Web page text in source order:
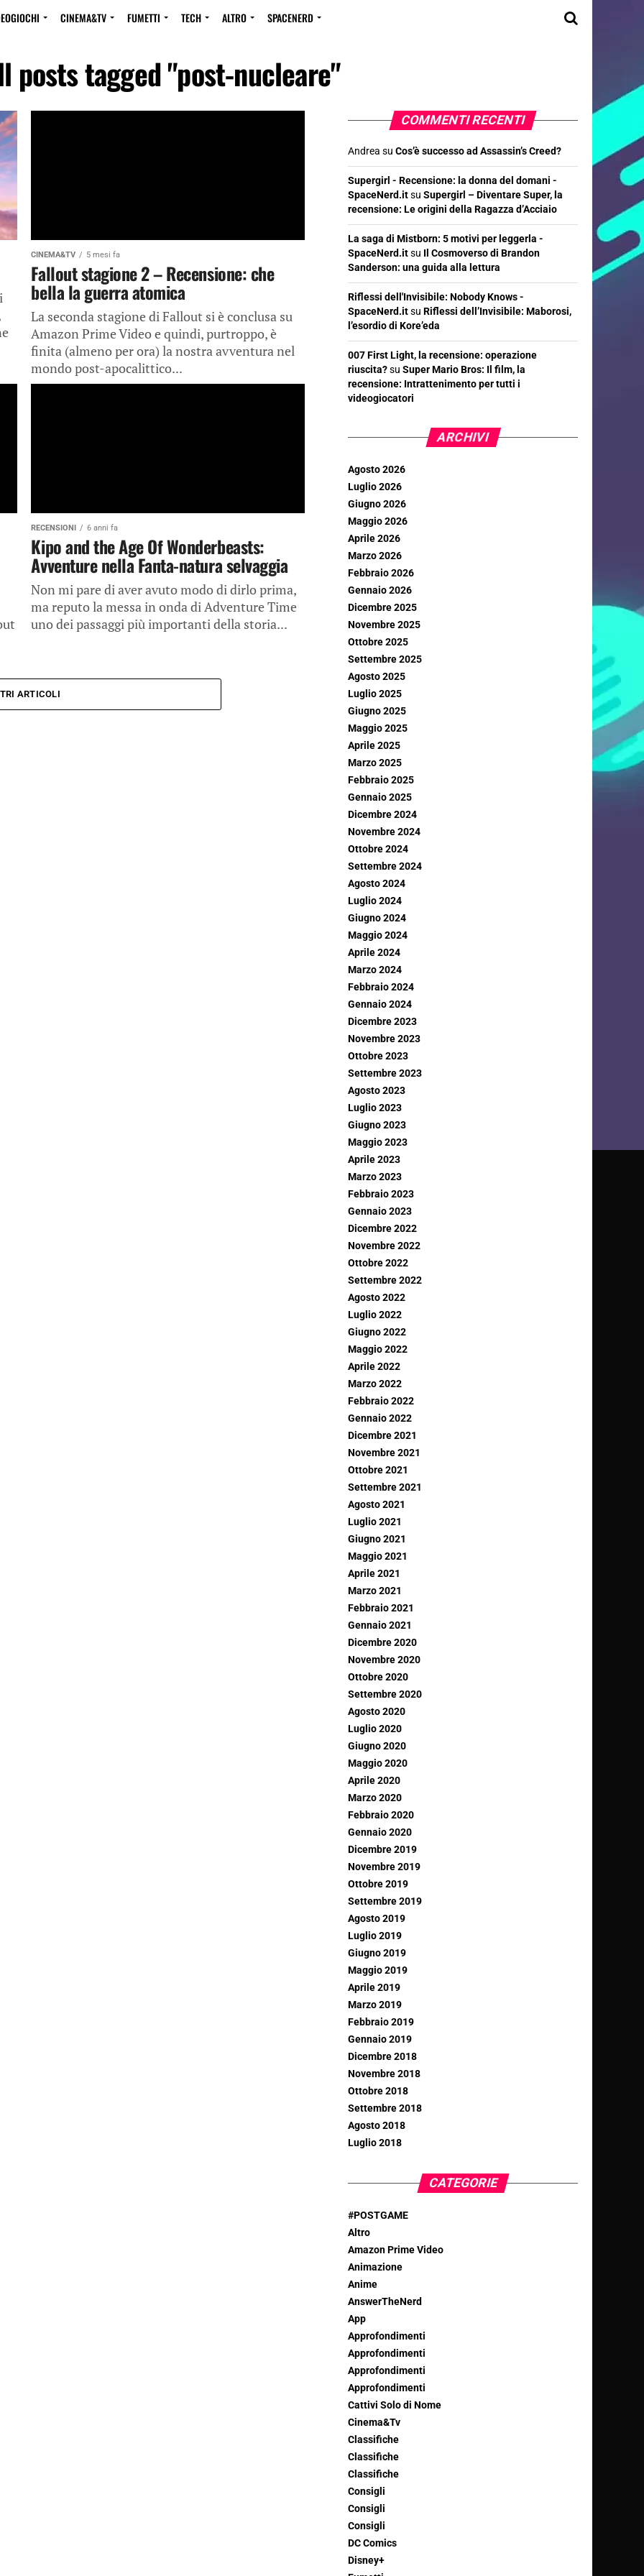
CINEMA&TV FUMETTI TECH ALTRO SPACENERD
posts tagged "post-nucleare"
CINEMA&TV 5 mesi fa
Fallout stagione 2 – Recensione: che
bella la guerra atomica
La seconda stagione di Fallout si è conclusa su
Amazon Prime Video e quindi, purtroppo, è
finita (almeno per ora) la nostra avventura nel
mondo post-apocalittico...
RECENSIONI 6 anni fa
Kipo and the Age Of Wonderbeasts:
Avventure nella Fanta-natura selvaggia
Non mi pare di aver avuto modo di dirlo prima,
ma reputo la messa in onda di Adventure Time
uno dei passaggi più importanti della storia...
ARTICOLI
COMMENTI RECENTI
Andrea su Cos’è successo ad Assassin’s Creed?
Supergirl - Recensione: la donna del domani -
SpaceNerd.itsu Supergirl – Diventare Super, la
recensione: Le origini della Ragazza d’Acciaio
La saga di Mistborn: 5 motivi per leggerla -
SpaceNerd.itsu Il Cosmoverso di Brandon
Sanderson: una guida alla lettura
Riflessi dell'Invisibile: Nobody Knows -
SpaceNerd.itsu Riflessi dell’Invisibile: Maborosi,
l’esordio di Kore’eda
007 First Light, la recensione: operazione
riuscita?su Super Mario Bros: Il film, la
recensione: Intrattenimento per tutti i
videogiocatori
ARCHIVI
Agosto 2026
Luglio 2026
Giugno 2026
Maggio 2026
Aprile 2026
Marzo 2026
Febbraio 2026
Gennaio 2026
Dicembre 2025
Novembre 2025
Ottobre 2025
Settembre 2025
Agosto 2025
Luglio 2025
Giugno 2025
Maggio 2025
Aprile 2025
Marzo 2025
Febbraio 2025
Gennaio 2025
Dicembre 2024
Novembre 2024
Ottobre 2024
Settembre 2024
Agosto 2024
Luglio 2024
Giugno 2024
Maggio 2024
Aprile 2024
Marzo 2024
Febbraio 2024
Gennaio 2024
Dicembre 2023
Novembre 2023
Ottobre 2023
Settembre 2023
Agosto 2023
Luglio 2023
Giugno 2023
Maggio 2023
Aprile 2023
Marzo 2023
Febbraio 2023
Gennaio 2023
Dicembre 2022
Novembre 2022
Ottobre 2022
Settembre 2022
Agosto 2022
Luglio 2022
Giugno 2022
Maggio 2022
Aprile 2022
Marzo 2022
Febbraio 2022
Gennaio 2022
Dicembre 2021
Novembre 2021
Ottobre 2021
Settembre 2021
Agosto 2021
Luglio 2021
Giugno 2021
Maggio 2021
Aprile 2021
Marzo 2021
Febbraio 2021
Gennaio 2021
Dicembre 2020
Novembre 2020
Ottobre 2020
Settembre 2020
Agosto 2020
Luglio 2020
Giugno 2020
Maggio 2020
Aprile 2020
Marzo 2020
Febbraio 2020
Gennaio 2020
Dicembre 2019
Novembre 2019
Ottobre 2019
Settembre 2019
Agosto 2019
Luglio 2019
Giugno 2019
Maggio 2019
Aprile 2019
Marzo 2019
Febbraio 2019
Gennaio 2019
Dicembre 2018
Novembre 2018
Ottobre 2018
Settembre 2018
Agosto 2018
Luglio 2018
CATEGORIE
#POSTGAME
Altro
Amazon Prime Video
Animazione
Anime
AnswerTheNerd
App
Approfondimenti
Approfondimenti
Approfondimenti
Approfondimenti
Cattivi Solo di Nome
Cinema&Tv
Classifiche
Classifiche
Classifiche
Consigli
Consigli
Consigli
DC Comics
Disney+